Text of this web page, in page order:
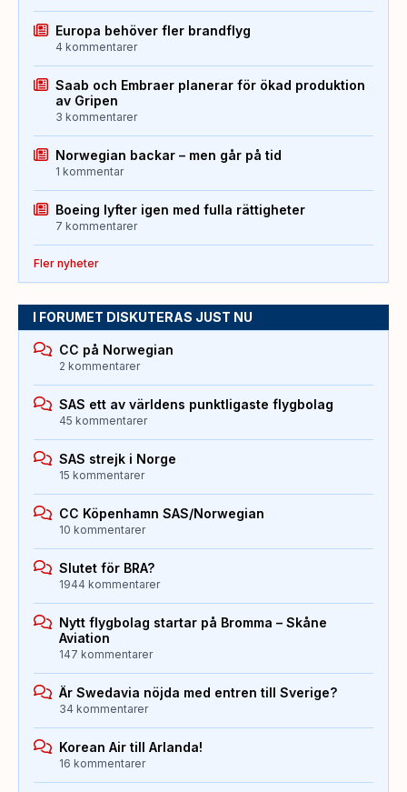
Europa behöver fler brandflyg
4 kommentarer
Saab och Embraer planerar för ökad produktion
av Gripen
3 kommentarer
Norwegian backar – men går på tid
1 kommentar
Boeing lyfter igen med fulla rättigheter
7 kommentarer
Fler nyheter
I FORUMET DISKUTERAS JUST NU
CC på Norwegian
2 kommentarer
SAS ett av världens punktligaste flygbolag
45 kommentarer
SAS strejk i Norge
15 kommentarer
CC Köpenhamn SAS/Norwegian
10 kommentarer
Slutet för BRA?
1944 kommentarer
Nytt flygbolag startar på Bromma – Skåne
Aviation
147 kommentarer
Är Swedavia nöjda med entren till Sverige?
34 kommentarer
Korean Air till Arlanda!
16 kommentarer